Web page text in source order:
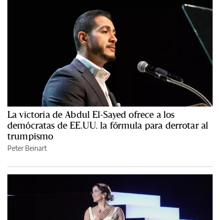
La victoria de Abdul El-Sayed ofrece a los
demócratas de EE.UU. la fórmula para derrotar al
trumpismo
Peter Beinart